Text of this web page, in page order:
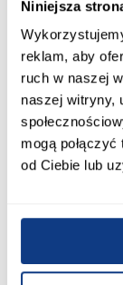
Niniejsza
reklam, aby
ruch w naszej
naszej witryny,
mogą
od Ciebie lub
2030
Kolor:
biały
Rodzaj
drzwi
Rodzaj drzwi: